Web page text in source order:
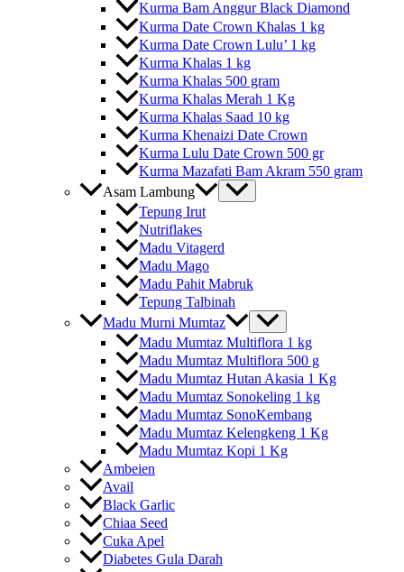
Kurma Bam Anggur Black Diamond
Kurma Date Crown Khalas 1 kg
Kurma Date Crown Lulu’ 1 kg
Kurma Khalas 1 kg
Kurma Khalas 500 gram
Kurma Khalas Merah 1 Kg
Kurma Khalas Saad 10 kg
Kurma Khenaizi Date Crown
Kurma Lulu Date Crown 500 gr
Kurma Mazafati Bam Akram 550 gram
Asam Lambung
Tepung Irut
Nutriflakes
Madu Vitagerd
Madu Mago
Madu Pahit Mabruk
Tepung Talbinah
Madu Murni Mumtaz
Madu Mumtaz Multiflora 1 kg
Madu Mumtaz Multiflora 500 g
Madu Mumtaz Hutan Akasia 1 Kg
Madu Mumtaz Sonokeling 1 kg
Madu Mumtaz SonoKembang
Madu Mumtaz Kelengkeng 1 Kg
Madu Mumtaz Kopi 1 Kg
Ambeien
Avail
Black Garlic
Chiaa Seed
Cuka Apel
Diabetes Gula Darah